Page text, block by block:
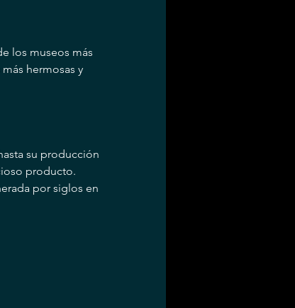
los museos más
hermosas y
su producción
producto.
por siglos en